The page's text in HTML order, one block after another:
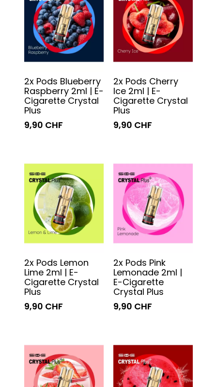
2x Pods Blueberry
Raspberry 2ml | E-
Cigarette Crystal
Plus
9,90 CHF
2x Pods Cherry
Ice 2ml | E-
Cigarette Crystal
Plus
9,90 CHF
2x Pods Lemon
Lime 2ml | E-
Cigarette Crystal
Plus
9,90 CHF
2x Pods Pink
Lemonade 2ml |
E-Cigarette
Crystal Plus
9,90 CHF